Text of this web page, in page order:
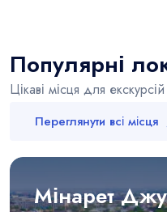
Популярні
Цікаві місця для
Переглянути всі місця
Мінарет